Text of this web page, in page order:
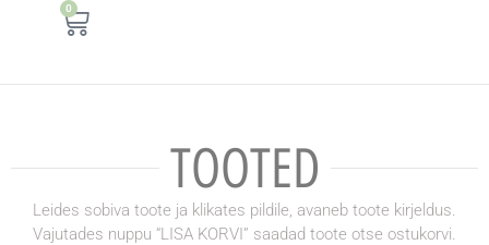
0
TOOTED
Leides sobiva toote ja klikates pildile, avaneb toote kirjeldus.
Vajutades nuppu “LISA KORVI” saadad toote otse ostukorvi.